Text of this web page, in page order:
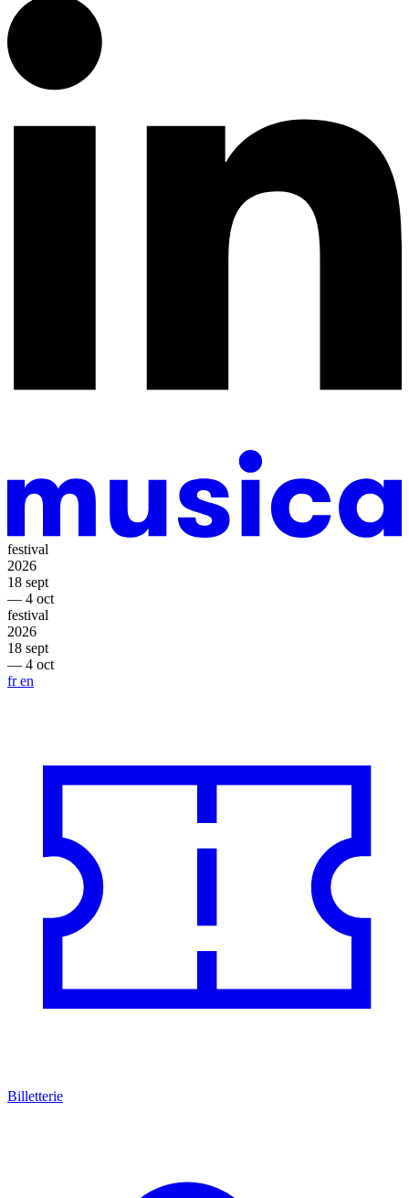
festival
2026
18 sept
— 4 oct
festival
2026
18 sept
— 4 oct
fren
Billetterie